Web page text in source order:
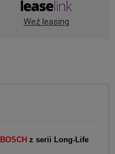
Weź leasing
BOSCH z serii Long-Life